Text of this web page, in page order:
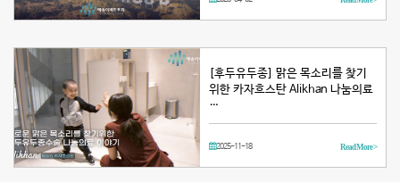
[후두유두종] 맑은 목소리를 찾기
위한 카자흐스탄 Alikhan 나눔의료
…
2025-11-18 Read More >